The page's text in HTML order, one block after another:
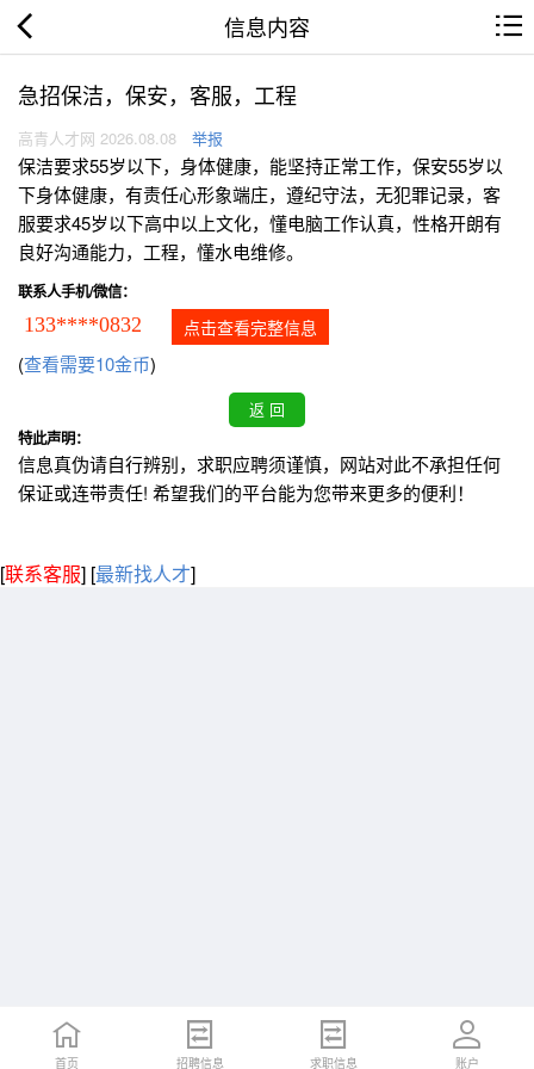
信息内容
急招保洁，保安，客服，工程
高青人才网 2026.08.08 举报
保洁要求55岁以下，身体健康，能坚持正常工作，保安55岁以
下身体健康，有责任心形象端庄，遵纪守法，无犯罪记录，客
服要求45岁以下高中以上文化，懂电脑工作认真，性格开朗有
良好沟通能力，工程，懂水电维修。
联系人手机/微信：
133****0832 点击查看完整信息
(查看需要10金币)
特此声明：
信息真伪请自行辨别，求职应聘须谨慎，网站对此不承担任何
保证或连带责任! 希望我们的平台能为您带来更多的便利！
[联系客服] [最新找人才]
首页 招聘信息 求职信息 账户